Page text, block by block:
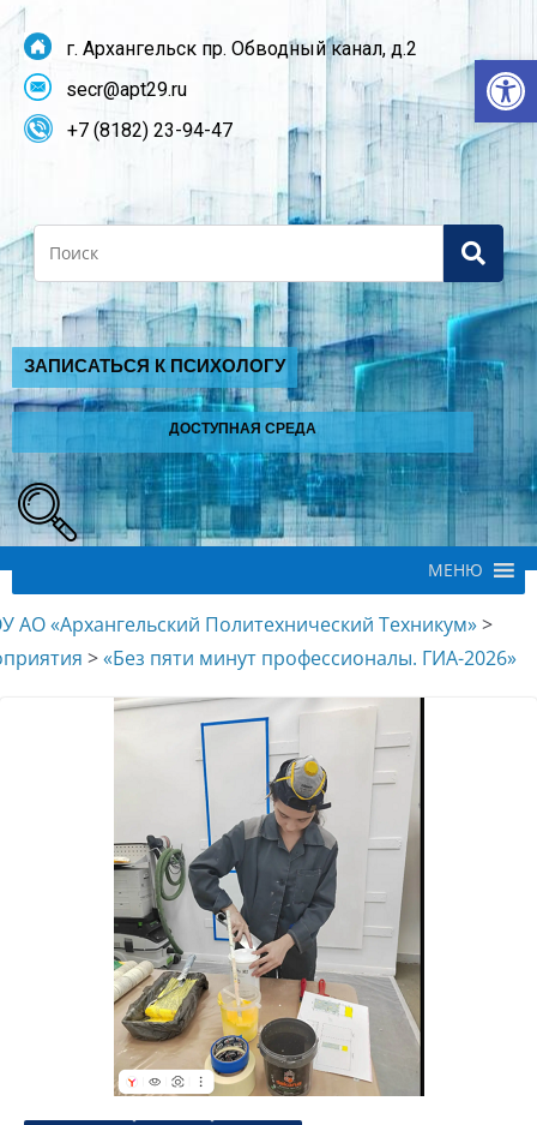
г. Архангельск пр. Обводный канал, д.2
secr@apt29.ru
+7 (8182) 23-94-47
Search
ЗАПИСАТЬСЯ К ПСИХОЛОГУ
ДОСТУПНАЯ СРЕДА
МЕНЮ
АО «Архангельский Политехнический Техникум»>
>«Без пяти минут профессионалы. ГИА-2026»